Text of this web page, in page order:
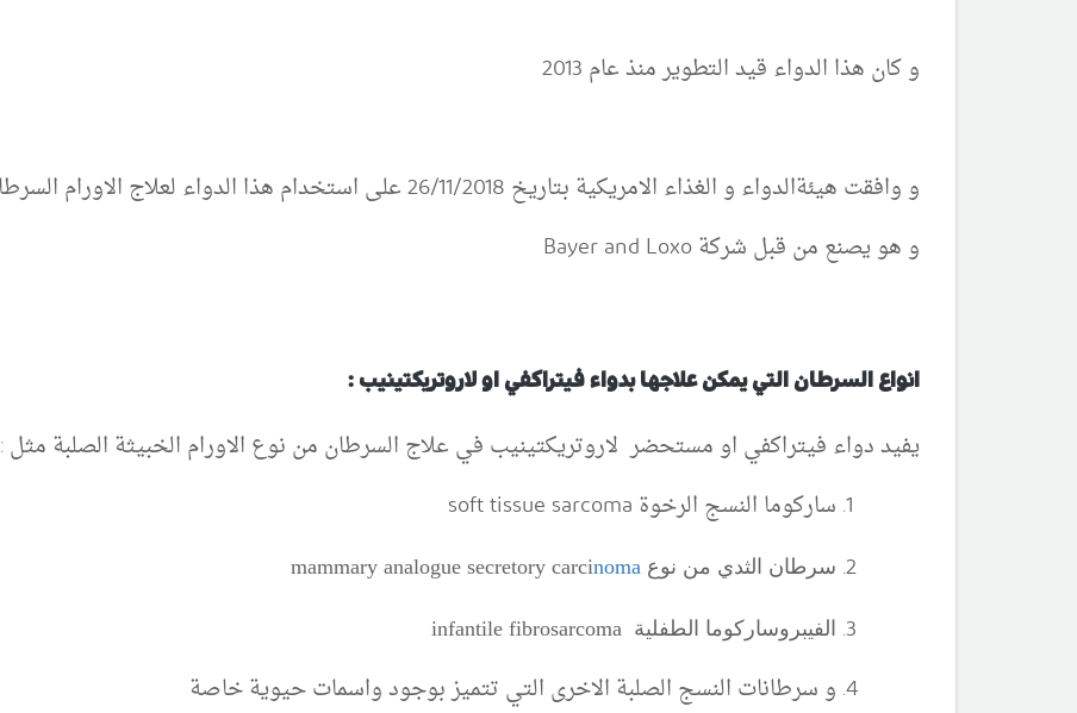
و كان هذا الدواء قيد التطوير منذ عام 2013
و وافقت هيئةالدواء و الغذاء الامريكية بتاريخ 26/11/2018 على استخدام هذا الدواء لعلاج الاورام السرطانية الصلبة عند الاطفال و الكبار
و هو يصنع من قبل شركة Bayer and Loxo
انواع السرطان التي يمكن علاجها بدواء فيتراكفي او لاروتريكتينيب :
يفيد دواء فيتراكفي او مستحضر لاروتريكتينيب في علاج السرطان من نوع الاورام الخبيثة الصلبة مثل :
ساركوما النسج الرخوة soft tissue sarcoma
سرطان الثدي من نوع mammary analogue secretory carci noma
الفيبروساركوما الطفلية infantile fibrosarcoma
و سرطانات النسج الصلبة الاخرى التي تتميز بوجود واسمات حيوية خاصة